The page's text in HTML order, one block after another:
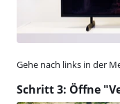
Gehe nach links in der
Schritt 3: Öffne